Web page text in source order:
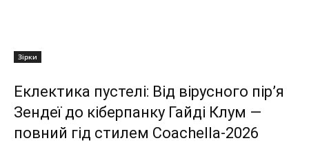
Зірки
Еклектика пустелі: Від вірусного пір’я
Зендеї до кіберпанку Гайді Клум —
повний гід стилем Coachella-2026